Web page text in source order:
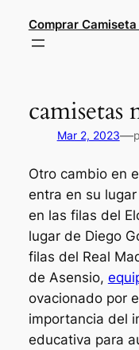
contenido
Comprar
camisetas
Mar 2, 2023—
Otro cambio en
entra en su
en las filas del
lugar de Diego
filas del Real
de Asensio,
ovacionado por
importancia del
educativa para